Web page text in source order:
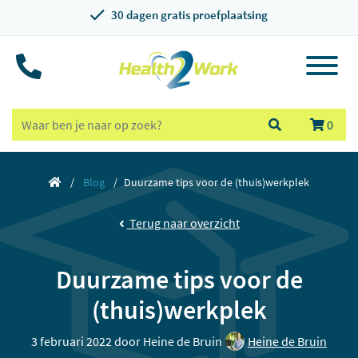
30 dagen gratis proefplaatsing
0
Blog Duurzame tips voor de (thuis)werkplek
Terug naar overzicht
Duurzame tips voor de
(thuis)werkplek
3 februari 2022 door Heine de Bruin Heine de Bruin